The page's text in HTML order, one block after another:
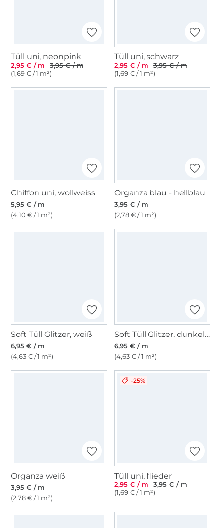
Tüll uni, neonpink
2,95 € / m
3,95 € / m
(1,69 € / 1 m²)
Tüll uni, schwarz
2,95 € / m
3,95 € / m
(1,69 € / 1 m²)
Chiffon uni, wollweiss
5,95 € / m
(4,10 € / 1 m²)
Organza blau - hellblau
3,95 € / m
(2,78 € / 1 m²)
Soft Tüll Glitzer, weiß
6,95 € / m
(4,63 € / 1 m²)
Soft Tüll Glitzer, dunkelblau
6,95 € / m
(4,63 € / 1 m²)
Organza weiß
3,95 € / m
(2,78 € / 1 m²)
-25%
Tüll uni, flieder
2,95 € / m
3,95 € / m
(1,69 € / 1 m²)